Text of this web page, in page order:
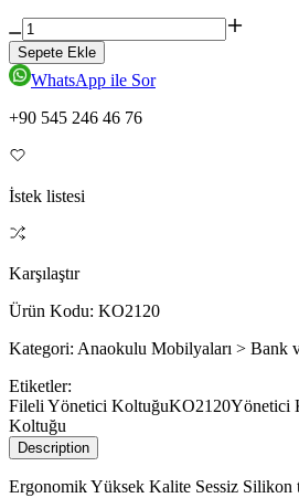
Sepete Ekle
WhatsApp ile Sor
+90 545 246 46 76
İstek listesi
Karşılaştır
Ürün Kodu: KO2120
Kategori: Anaokulu Mobilyaları > Bank
Etiketler:
Fileli Yönetici KoltuğuKO2120Yönetici
Koltuğu
Description
Ergonomik Yüksek Kalite Sessiz Silikon